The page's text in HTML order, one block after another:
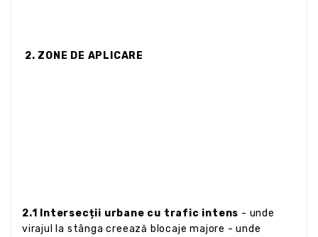
2. ZONE DE APLICARE
2.1 Intersecții urbane cu trafic intens - unde
virajul la stânga creează blocaje majore - unde